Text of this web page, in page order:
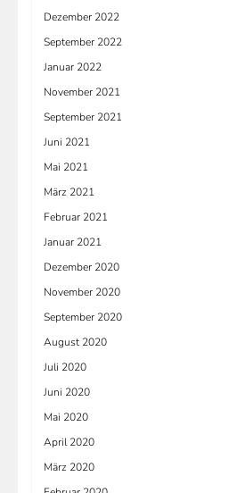
Dezember 2022
September 2022
Januar 2022
November 2021
September 2021
Juni 2021
Mai 2021
März 2021
Februar 2021
Januar 2021
Dezember 2020
November 2020
September 2020
August 2020
Juli 2020
Juni 2020
Mai 2020
April 2020
März 2020